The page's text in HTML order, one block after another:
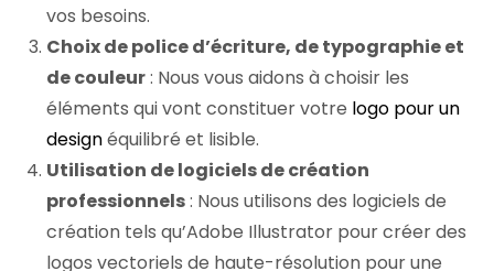
vos besoins.
Choix de police d’écriture, de typographie et
de couleur: Nous vous aidons à choisir les
éléments qui vont constituer votre logo pour un
designéquilibré et lisible.
Utilisation de logiciels de création
professionnels: Nous utilisons des logiciels de
création tels qu’Adobe Illustrator pour créer des
logos vectoriels de haute-résolution pour une